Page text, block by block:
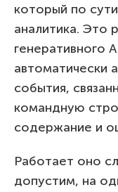
который по
аналитика. Это
генеративного
автоматически
события,
командную
содержание и
Работает оно
допустим, на